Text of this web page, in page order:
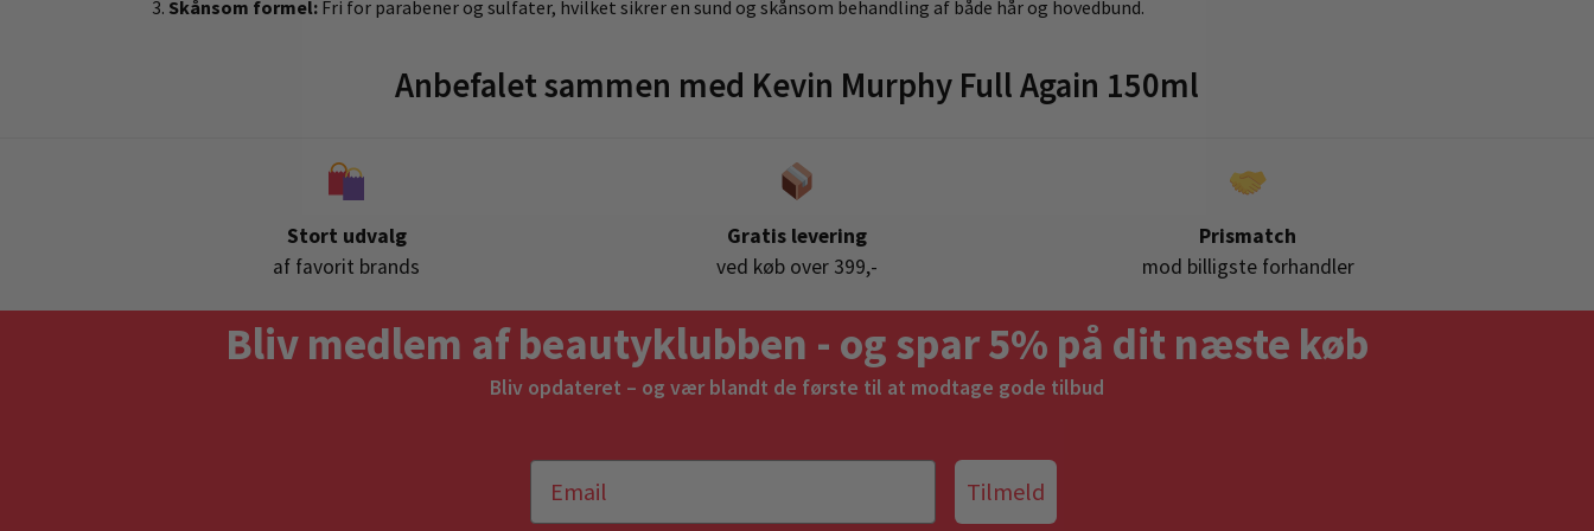
Skånsom formel: Fri for parabener og sulfater, hvilket sikrer en sund og skånsom behandling af både hår og hovedbund.
Anbefalet sammen med Kevin Murphy Full Again 150ml
Stort udvalg
af favorit brands
Gratis levering
ved køb over 399,-
Prismatch
mod billigste forhandler
Bliv medlem af beautyklubben - og spar 5% på dit næste køb
Bliv opdateret – og vær blandt de første til at modtage gode tilbud
Tilmeld